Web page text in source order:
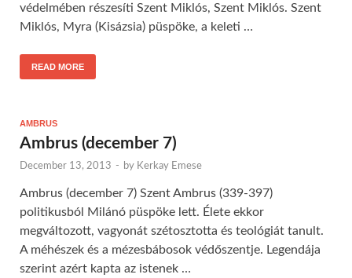
védelmében részesíti Szent Miklós, Szent Miklós. Szent
Miklós, Myra (Kisázsia) püspöke, a keleti …
READ MORE
AMBRUS
Ambrus (december 7)
December 13, 2013 - by Kerkay Emese
Ambrus (december 7) Szent Ambrus (339-397)
politikusból Milánó püspöke lett. Élete ekkor
megváltozott, vagyonát szétosztotta és teológiát tanult.
A méhészek és a mézesbábosok védőszentje. Legendája
szerint azért kapta az istenek …